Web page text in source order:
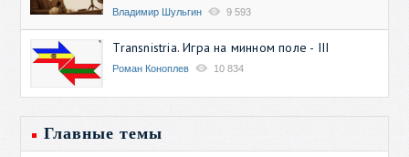
Владимир Шульгин 9 593
Transnistria. Игра на минном поле - III
Роман Коноплев 10 834
Главные темы